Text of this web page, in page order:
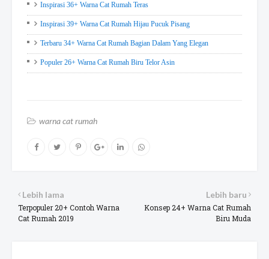
Inspirasi 36+ Warna Cat Rumah Teras
Inspirasi 39+ Warna Cat Rumah Hijau Pucuk Pisang
Terbaru 34+ Warna Cat Rumah Bagian Dalam Yang Elegan
Populer 26+ Warna Cat Rumah Biru Telor Asin
warna cat rumah
Lebih baru
Konsep 24+ Warna Cat Rumah
Biru Muda
Lebih lama
Terpopuler 20+ Contoh Warna
Cat Rumah 2019